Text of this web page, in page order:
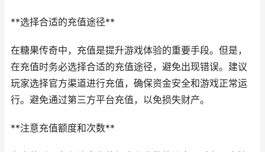
**选择合适的充值途径**
在糖果传奇中，充值是提升游戏体验的重要手段。但是，
在充值时务必选择合适的充值途径，避免出现错误。建议
玩家选择官方渠道进行充值，确保资金安全和游戏正常运
行。避免通过第三方平台充值，以免损失财产。
**注意充值额度和次数**